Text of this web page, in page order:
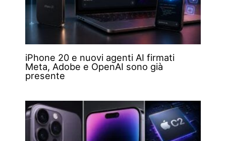
iPhone 20 e nuovi agenti AI firmati
Meta, Adobe e OpenAI sono già
presente